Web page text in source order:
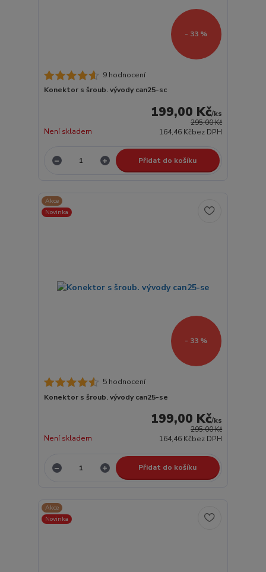
- 33 %
9 hodnocení
Konektor s šroub. vývody can25-sc
295,00 Kč
199,00 Kč/ks
164,46 Kčbez DPH
Není skladem
Přidat do košíku
Akce
Novinka
- 33 %
5 hodnocení
Konektor s šroub. vývody can25-se
295,00 Kč
199,00 Kč/ks
164,46 Kčbez DPH
Není skladem
Přidat do košíku
Akce
Novinka